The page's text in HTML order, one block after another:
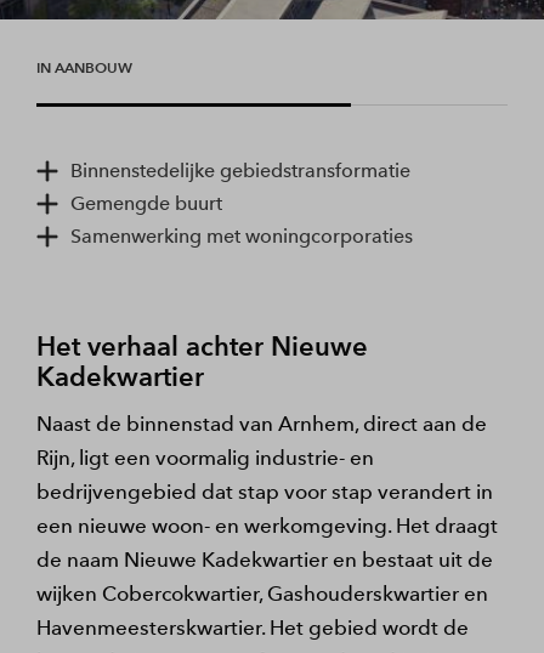
IN AANBOUW
Binnenstedelijke gebiedstransformatie
Gemengde buurt
Samenwerking met woningcorporaties
Het verhaal achter Nieuwe
Kadekwartier
Naast de binnenstad van Arnhem, direct aan de
Rijn, ligt een voormalig industrie- en
bedrijvengebied dat stap voor stap verandert in
een nieuwe woon- en werkomgeving. Het draagt
de naam Nieuwe Kadekwartier en bestaat uit de
wijken Cobercokwartier, Gashouderskwartier en
Havenmeesterskwartier. Het gebied wordt de